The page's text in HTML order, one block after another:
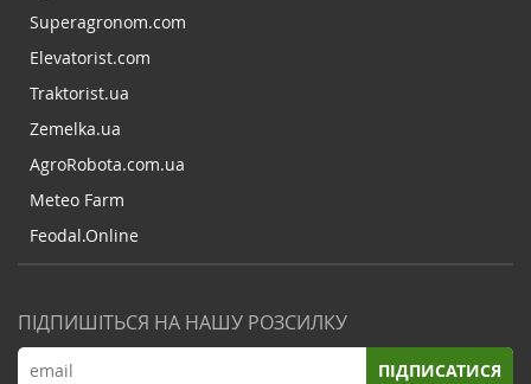
Superagronom.com
Elevatorist.com
Traktorist.ua
Zemelka.ua
AgroRobota.com.ua
Meteo Farm
Feodal.Online
ПІДПИШІТЬСЯ НА НАШУ РОЗСИЛКУ
ПІДПИСАТИСЯ